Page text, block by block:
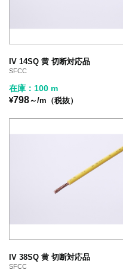
IV 14SQ 黄 切断対応品
SFCC
在庫：100 m
¥798～/m（税抜）
IV 38SQ 黄 切断対応品
SFCC